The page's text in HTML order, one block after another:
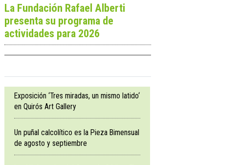
La Fundación Rafael Alberti
presenta su programa de
actividades para 2026
Exposición ‘Tres miradas, un mismo latido‘
en Quirós Art Gallery
Un puñal calcolítico es la Pieza Bimensual
de agosto y septiembre